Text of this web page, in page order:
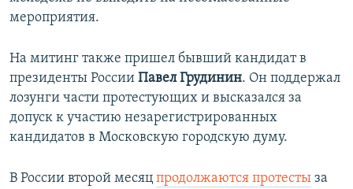
мероприятия.
На митинг также пришел бывший кандидат в
президенты России Павел Грудинин. Он поддержал
лозунги части протестующих и высказался за
допуск к участию незарегистрированных
кандидатов в Московскую городскую думу.
В России второй месяц продолжаются протесты за